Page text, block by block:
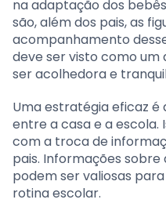
na adaptação dos
são, além dos pais, as
acompanhamento
deve ser visto como um
ser acolhedora e
Uma estratégia eficaz
entre a casa e a escola.
com a troca de
pais. Informações
podem ser valiosas
rotina escolar.